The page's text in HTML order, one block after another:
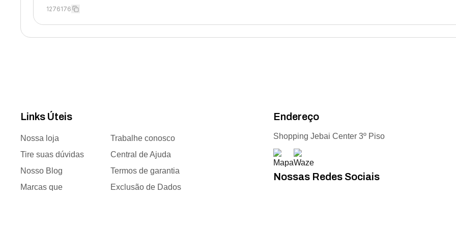
1276176
Links Úteis
Nossa loja
Trabalhe conosco
Tire suas dúvidas
Central de Ajuda
Nosso Blog
Termos de garantia
Marcas que
Exclusão de Dados
Endereço
Shopping Jebai Center 3º Piso
Nossas Redes Sociais